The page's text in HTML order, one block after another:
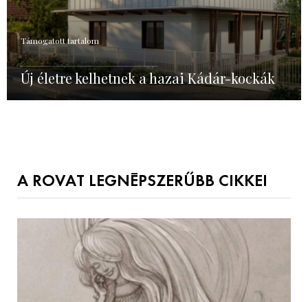
Támogatott tartalom
Új életre kelhetnek a hazai Kádár-kockák
A ROVAT LEGNÉPSZERŰBB CIKKEI